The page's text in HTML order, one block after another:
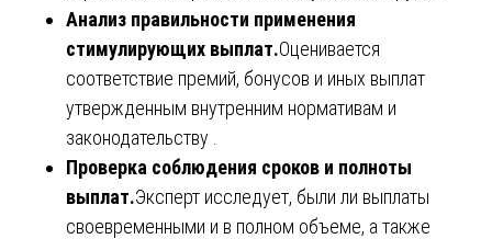
Анализ правильности применения
стимулирующих выплат.Оценивается
соответствие премий, бонусов и иных выплат
утвержденным внутренним нормативам и
законодательству .
Проверка соблюдения сроков и полноты
выплат.Эксперт исследует, были ли выплаты
своевременными и в полном объеме, а также